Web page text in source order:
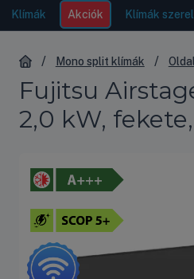
Klímák Akciók Klímák
Mono split klímák
Fujitsu
2,0 kW,